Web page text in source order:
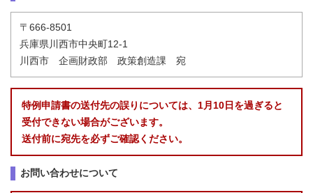
〒666-8501
兵庫県川西市中央町12-1
川西市 企画財政部 政策創造課 宛
特例申請書の送付先の誤りについては、1月10日を過ぎると
受付できない場合がございます。
送付前に宛先を必ずご確認ください。
お問い合わせについて